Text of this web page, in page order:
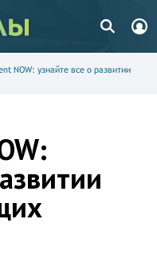
NOW: узнайте все о развитии